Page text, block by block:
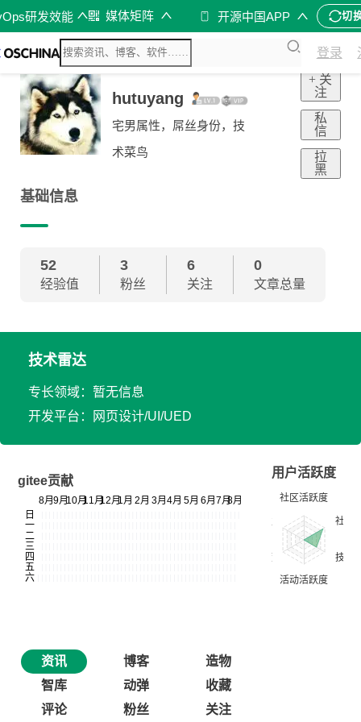
研发效能 媒体矩阵 开源中国APP 切
登录
hutuyang
宅男属性，屌丝身份，技
术菜鸟
+ 关
注
私
信
拉
黑
基础信息
52
经验值
3
粉丝
6
关注
0
文章总量
技术雷达
专长领域：暂无信息
开发平台：网页设计/UI/UED
gitee贡献
用户活跃度
资讯 博客
造物
智库
动弹
收藏
评论
粉丝 关注